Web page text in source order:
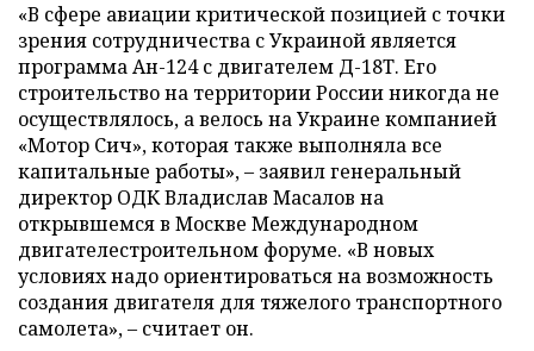
«В сфере авиации критической позицией с точки
зрения сотрудничества с Украиной является
программа Ан-124 с двигателем Д-18Т. Его
строительство на территории России никогда не
осуществлялось, а велось на Украине компанией
«Мотор Сич», которая также выполняла все
капитальные работы», – заявил генеральный
директор ОДК Владислав Масалов на
открывшемся в Москве Международном
двигателестроительном форуме. «В новых
условиях надо ориентироваться на возможность
создания двигателя для тяжелого транспортного
самолета», – считает он.